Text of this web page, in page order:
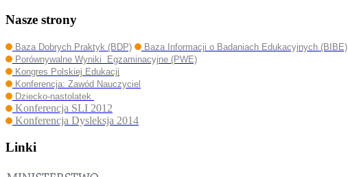
Nasze strony
Baza Dobrych Praktyk (BDP)
Baza Informacji o Badaniach Edukacyjnych (BIBE)
Porównywalne Wyniki Egzaminacyjne (PWE)
Kongres Polskiej Edukacji
Konferencja: Zawód Nauczyciel
Dziecko-nastolatek
Konferencja SLI 2012
Konferencja Dysleksja 2014
Linki